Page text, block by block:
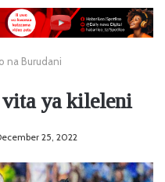
na Burudani
ya kileleni
25, 2022